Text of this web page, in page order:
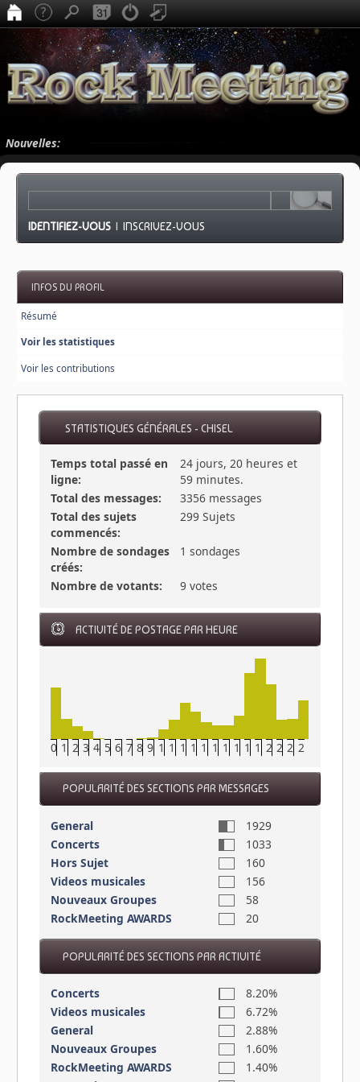
Nouvelles:
IDENTIFIEZ-VOUS |INSCRIVEZ-VOUS
INFOS DU PROFIL
Résumé
Voir les statistiques
Voir les contributions
STATISTIQUES GÉNÉRALES - CHISEL
Temps total passé en
ligne:
24 jours, 20 heures et
59 minutes.
Total des messages:
3356 messages
Total des sujets
commencés:
299 Sujets
Nombre de sondages
créés:
1 sondages
Nombre de votants: 9 votes
ACTIVITÉ DE POSTAGE PAR HEURE
0 1 2 3 4 5 6 7 8 9 1011121314151617181920212223
POPULARITÉ DES SECTIONS PAR MESSAGES
General
1929
Concerts
1033
Hors Sujet
160
Videos musicales
156
Nouveaux Groupes
58
RockMeeting AWARDS
20
POPULARITÉ DES SECTIONS PAR ACTIVITÉ
Concerts
8.20%
Videos musicales
6.72%
General
2.88%
Nouveaux Groupes
1.60%
RockMeeting AWARDS
1.40%